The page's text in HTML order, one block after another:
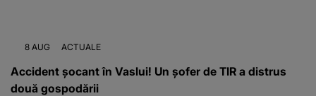
8 AUG ACTUALE
Accident șocant în Vaslui! Un șofer de TIR a distrus
două gospodării